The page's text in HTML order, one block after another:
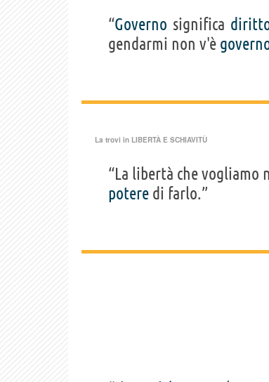
“Governo significa
gendarmi non v'è
La trovi in LIBERTÀ E SCHIAVITÙ
“La libertà che vogliamo
potere di farlo.”